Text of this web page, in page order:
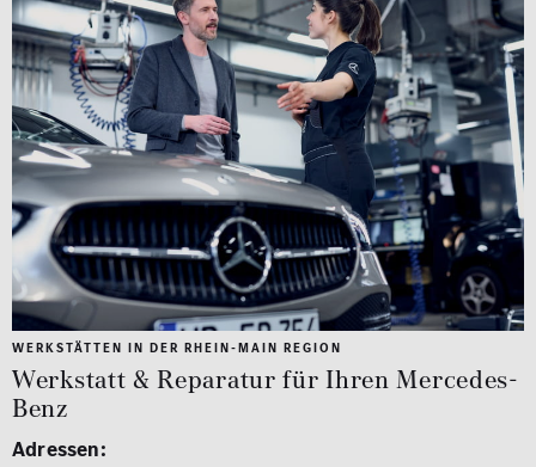
WERKSTÄTTEN IN DER RHEIN-MAIN REGION
Werkstatt & Reparatur für Ihren Mercedes-
Benz
Adressen: